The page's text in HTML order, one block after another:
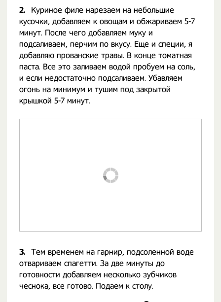
2.
Куриное филе нарезаем на небольшие
кусочки, добавляем к овощам и обжариваем 5-7
минут. После чего добавляем муку и
подсаливаем, перчим по вкусу. Еще и специи, я
добавляю прованские травы. В конце томатная
паста. Все это заливаем водой пробуем на соль,
и если недостаточно подсаливаем. Убавляем
огонь на минимум и тушим под закрытой
крышкой 5-7 минут.
3. Тем временем на гарнир, подсоленной воде
отвариваем спагетти. За две минуты до
готовности добавляем несколько зубчиков
чеснока, все готово. Подаем к столу.